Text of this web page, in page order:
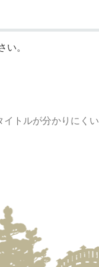
い。
イトルが分かりにくい